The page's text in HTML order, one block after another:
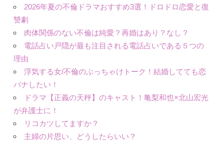
2026年夏の不倫ドラマおすすめ3選！ドロドロ恋愛と復
讐劇
肉体関係のない不倫は純愛？再婚はあり？なし？
電話占い戸隠が最も注目される電話占いである５つの
理由
浮気する女/不倫のぶっちゃけトーク！結婚してても恋
バナしたい！
ドラマ【正義の天秤】のキャスト！亀梨和也×北山宏光
が弁護士に！
リコカツしてますか？
主婦の片思い、どうしたらいい？